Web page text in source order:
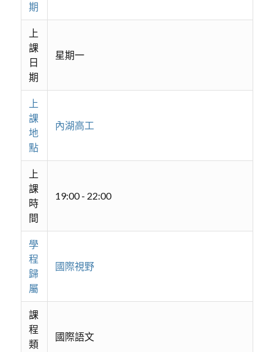
期
上
課
日
期
星期一
上
課
地
點
內湖高工
上
課
時
間
19:00 - 22:00
學
程
歸
屬
國際視野
課
程
類
國際語文